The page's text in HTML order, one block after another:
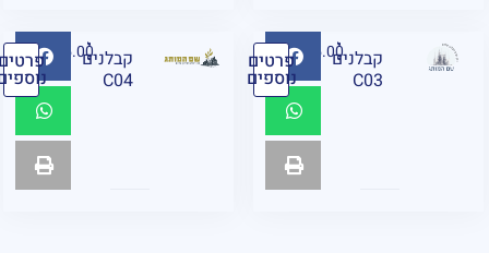
קבלנים
C03
₪ 95.00 פרטים
נוספים
קבלנים
C04
₪ 95.00 פרטים
נוספים